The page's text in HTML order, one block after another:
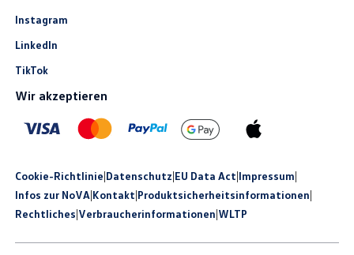
Instagram
LinkedIn
TikTok
Wir akzeptieren
Cookie-Richtlinie|Datenschutz|EU Data Act|Impressum|
Infos zur NoVA|Kontakt|Produkt­sicherheits­informationen|
Rechtliches|Verbraucherinformationen|WLTP